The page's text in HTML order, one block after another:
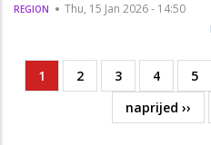
REGION Thu, 15 Jan 2026 - 14:50
Pagination
Current
page
1 Page
2 Page
3 Page
4 5
Next
page
naprijed ››